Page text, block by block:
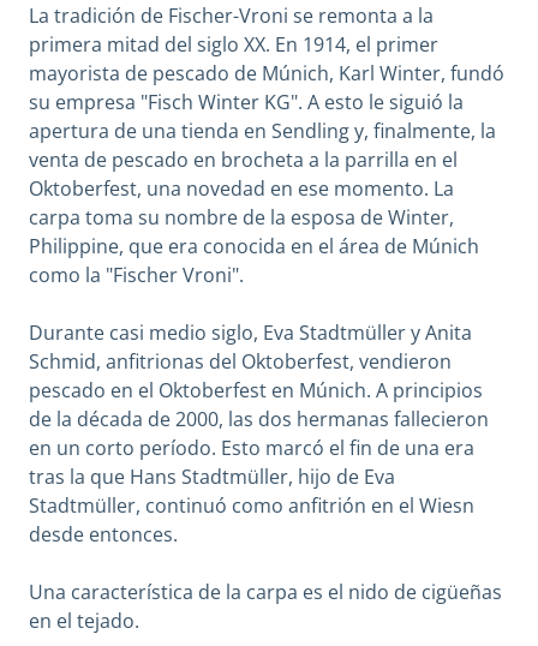
La tradición de Fischer-Vroni se remonta a la
primera mitad del siglo XX. En 1914, el primer
mayorista de pescado de Múnich, Karl Winter, fundó
su empresa "Fisch Winter KG". A esto le siguió la
apertura de una tienda en Sendling y, finalmente, la
venta de pescado en brocheta a la parrilla en el
Oktoberfest, una novedad en ese momento. La
carpa toma su nombre de la esposa de Winter,
Philippine, que era conocida en el área de Múnich
como la "Fischer Vroni".
Durante casi medio siglo, Eva Stadtmüller y Anita
Schmid, anfitrionas del Oktoberfest, vendieron
pescado en el Oktoberfest en Múnich. A principios
de la década de 2000, las dos hermanas fallecieron
en un corto período. Esto marcó el fin de una era
tras la que Hans Stadtmüller, hijo de Eva
Stadtmüller, continuó como anfitrión en el Wiesn
desde entonces.
Una característica de la carpa es el nido de cigüeñas
en el tejado.